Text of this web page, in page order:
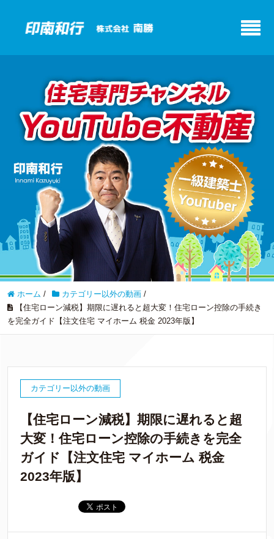
ホーム / カテゴリー以外の動画 /
【住宅ローン減税】期限に遅れると超大変！住宅ローン控除の手続き
を完全ガイド【注文住宅 マイホーム 税金 2023年版】
カテゴリー以外の動画
【住宅ローン減税】期限に遅れると超
大変！住宅ローン控除の手続きを完全
ガイド【注文住宅 マイホーム 税金
2023年版】